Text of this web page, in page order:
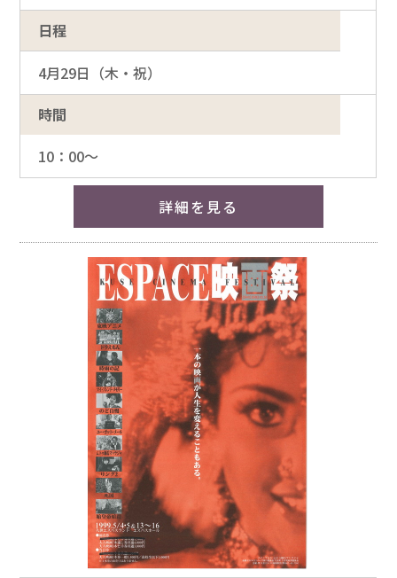
日程
4月29日（木・祝）
時間
10：00～
詳細を見る